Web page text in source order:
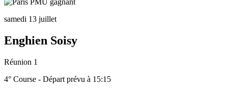
samedi 13 juillet
Enghien Soisy
Réunion 1
4° Course - Départ prévu à 15:15